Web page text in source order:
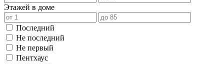
Этажей в доме
Последний
Не последний
Не первый
Пентхаус